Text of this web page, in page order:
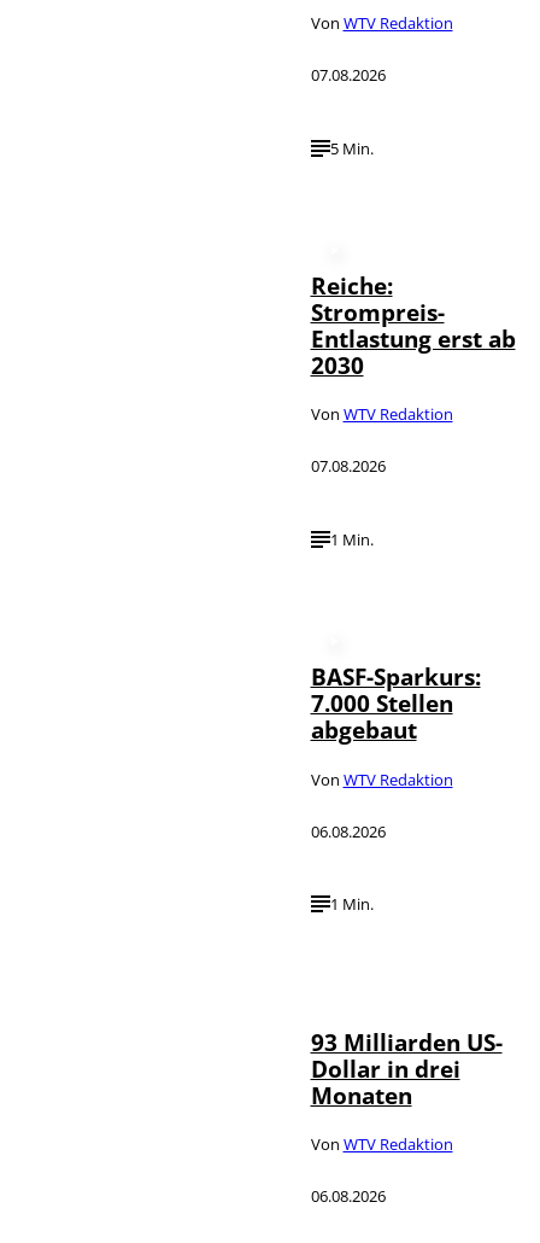
Von WTV Redaktion
07.08.2026
5 Min.
Reiche:
Strompreis-
Entlastung erst ab
2030
Von WTV Redaktion
07.08.2026
1 Min.
BASF-Sparkurs:
7.000 Stellen
abgebaut
Von WTV Redaktion
06.08.2026
1 Min.
93 Milliarden US-
Dollar in drei
Monaten
Von WTV Redaktion
06.08.2026